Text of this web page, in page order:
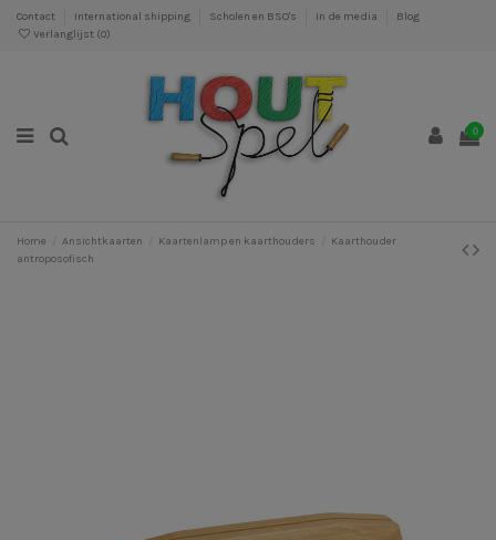
Contact International shipping Scholen en BSO's In de media
Blog
Verlanglijst (0)
0
Home Ansichtkaarten Kaartenlamp en kaarthouders
Kaarthouder
antroposofisch